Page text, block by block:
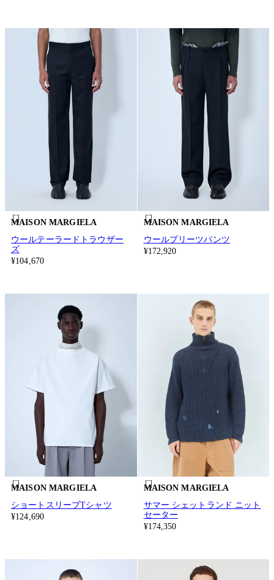
MAISON MARGIELA
ウールテーラードトラウザー
ズ
¥104,670
MAISON MARGIELA
ウールプリーツパンツ
¥172,920
MAISON MARGIELA
ショートスリーブTシャツ
¥124,690
MAISON MARGIELA
サマー シェットランド ニット
セーター
¥174,350